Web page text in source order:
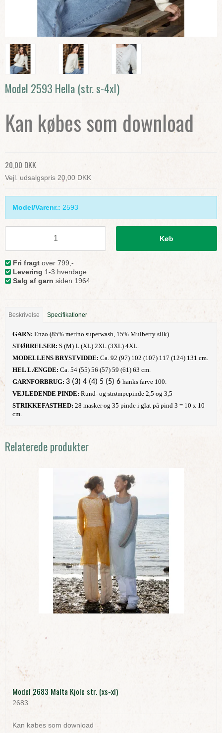
Model 2593 Hella (str. s-4xl)
Kan købes som download
20,00 DKK
Vejl. udsalgspris 20,00 DKK
Model/Varenr.: 2593
Køb
Fri fragt over 799,-
Levering 1-3 hverdage
Salg af garn siden 1964
Beskrivelse Specifikationer
GARN: Enzo (85% merino superwash, 15% Mulberry silk).
STØRRELSER: S (M) L (XL) 2XL (3XL) 4XL.
MODELLENS BRYSTVIDDE: Ca. 92 (97) 102 (107) 117 (124) 131 cm.
HEL LÆNGDE: Ca. 54 (55) 56 (57) 59 (61) 63 cm.
GARNFORBRUG: 3 (3) 4 (4) 5 (5) 6 hanks farve 100.
VEJLEDENDE PINDE: Rund- og strømpepinde 2,5 og 3,5
STRIKKEFASTHED: 28 masker og 35 pinde i glat på pind 3 = 10 x 10
cm.
Relaterede produkter
Model 2683 Malta Kjole str. (xs-xl)
2683
Kan købes som download